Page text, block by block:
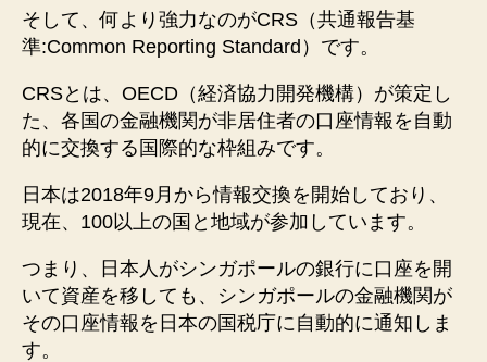
そして、何より強力なのがCRS（共通報告基
準:Common Reporting Standard）です。
CRSとは、OECD（経済協力開発機構）が策定し
た、各国の金融機関が非居住者の口座情報を自動
的に交換する国際的な枠組みです。
日本は2018年9月から情報交換を開始しており、
現在、100以上の国と地域が参加しています。
つまり、日本人がシンガポールの銀行に口座を開
いて資産を移しても、シンガポールの金融機関が
その口座情報を日本の国税庁に自動的に通知しま
す。